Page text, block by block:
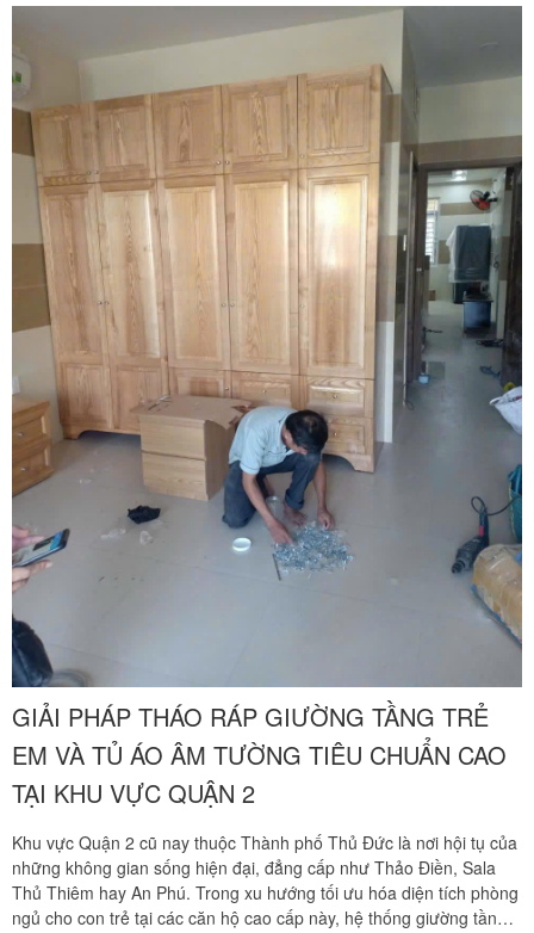
GIẢI PHÁP THÁO RÁP GIƯỜNG TẦNG TRẺ
EM VÀ TỦ ÁO ÂM TƯỜNG TIÊU CHUẨN CAO
TẠI KHU VỰC QUẬN 2
Khu vực Quận 2 cũ nay thuộc Thành phố Thủ Đức là nơi hội tụ của
những không gian sống hiện đại, đẳng cấp như Thảo Điền, Sala
Thủ Thiêm hay An Phú. Trong xu hướng tối ưu hóa diện tích phòng
ngủ cho con trẻ tại các căn hộ cao cấp này, hệ thống giường tầng
Vừa qua tôi có chuyển văn phòng từ 3/2 về đường Cộng
Hòa. Ban đầu tôi cũng đắn đo nhiều dịch vụ chuyển nhà
nhưng cuối cùng tôi quyết định chọn công ty Khôi
Nguyên. Tôi thật sự hài lòng. Cảm ơn quý công ty.
232/2 Cộng Hòa, P.13, Q. Tân Bình
Vợ chồng tôi vừa chuyển về nhà mới ở Chưng cư Thái An
về quận 2. Tôi được biết dịch vụ của Khôi Nguyên đã lâu
và đến nay đã sử dụng dịch vụ chuyển nhà này. Tôi xin
lượng dịch vụ
Mai Hương
Công ty Khôi Nguyên chuyển hàng của cô bao bọc đóng
gói rất cẩn thận. Cô rất hài lòng
Cô Loan